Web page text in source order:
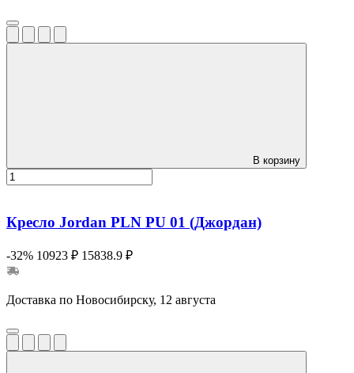
В корзину
Кресло Jordan PLN PU 01 (Джордан)
-32% 10923 ₽ 15838.9 ₽
Доставка по Новосибирску, 12 августа